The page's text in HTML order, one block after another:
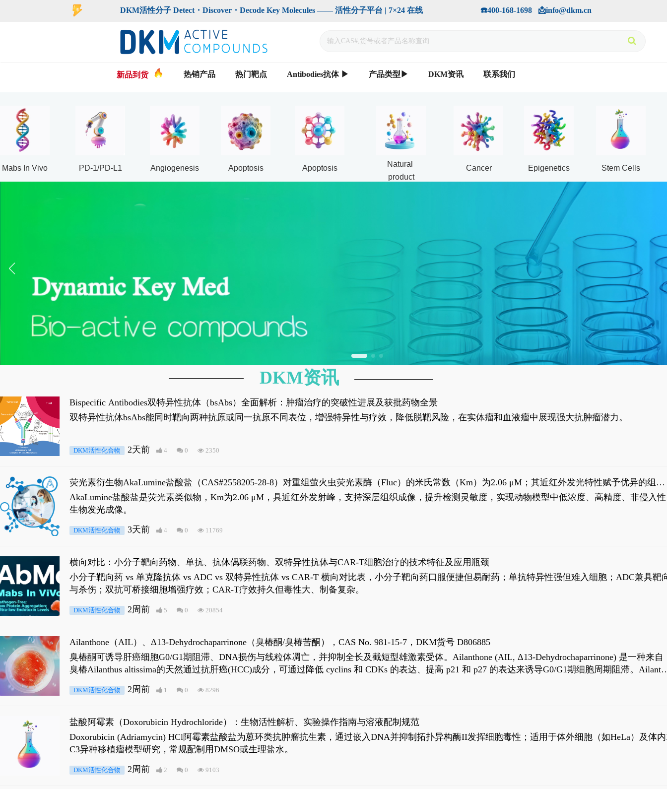
手机版
DKM活性分子 Detect・Discover・Decode Key Molecules —— 活性分子平台 | 7×24 在线                             ☎️400-168-1698   📩info@dkm.cn
新品到货 热销产品 热门靶点 Antibodies抗体 ▶ 产品类型▶ DKM资讯 联系我们
Mabs In Vivo PD-1/PD-L1 Angiogenesis Apoptosis Apoptosis
Natural
product
Cancer Epigenetics Stem Cells
Bispecific Antibodies双特异性抗体（bsAbs）全面解析：肿瘤治疗的突破性进展及获批药物全景
双特异性抗体bsAbs能同时靶向两种抗原或同一抗原不同表位，增强特异性与疗效，降低脱靶风险，在实体瘤和血液瘤中展现强大抗肿瘤潜力。
DKM活性化合物 2天前 4 0 2350
荧光素衍生物AkaLumine盐酸盐（CAS#2558205-28-8）对重组萤火虫荧光素酶（Fluc）的米氏常数（Km）为2.06 μM；其近红外发光特性赋予优异的组织
穿透能力，大幅增强成像信噪比，从而实现活体动物模型中极低给药剂量下的高灵敏度、非侵入式生物发光动态追踪。
AkaLumine盐酸盐是荧光素类似物，Km为2.06 μM，具近红外发射峰，支持深层组织成像，提升检测灵敏度，实现动物模型中低浓度、高精度、非侵入性
生物发光成像。
DKM活性化合物 3天前 4 0 11769
横向对比：小分子靶向药物、单抗、抗体偶联药物、双特异性抗体与CAR-T细胞治疗的技术特征及应用瓶颈
小分子靶向药 vs 单克隆抗体 vs ADC vs 双特异性抗体 vs CAR-T 横向对比表，小分子靶向药口服便捷但易耐药；单抗特异性强但难入细胞；ADC兼具靶
与杀伤；双抗可桥接细胞增强疗效；CAR-T疗效持久但毒性大、制备复杂。
DKM活性化合物 2周前 5 0 20854
Ailanthone（AIL）、Δ13-Dehydrochaparrinone（臭椿酮/臭椿苦酮），CAS No. 981-15-7，DKM货号 D806885
臭椿酮可诱导肝癌细胞G0/G1期阻滞、DNA损伤与线粒体凋亡，并抑制全长及截短型雄激素受体。Ailanthone (AIL, Δ13-Dehydrochaparrinone) 是一种来自
臭椿Ailanthus altissima的天然通过抗肝癌(HCC)成分，可通过降低 cyclins 和 CDKs 的表达、提高 p21 和 p27 的表达来诱导G0/G1期细胞周期阻滞。
是全长 Androgen Receptor (AR-FL)和组成型活性截断AR剪接变体(AR-Vs, AR1-651)的抑制剂，对应的IC50值分别为69 nM和309 nM。
DKM活性化合物 2周前 1 0 8296
盐酸阿霉素（Doxorubicin Hydrochloride）：生物活性解析、实验操作指南与溶液配制规范
Doxorubicin (Adriamycin) HCl阿霉素盐酸盐为蒽环类抗肿瘤抗生素，通过嵌入DNA并抑制拓扑异构酶II发挥细胞毒性；适用于体外细胞（如HeLa）及体内
C3异种移植瘤模型研究，常规配制用DMSO或生理盐水。
DKM活性化合物 2周前 2 0 9103
DKM资讯